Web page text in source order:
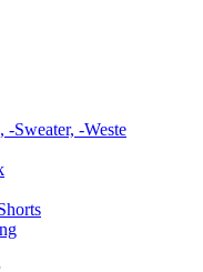
-Sweater, -Weste